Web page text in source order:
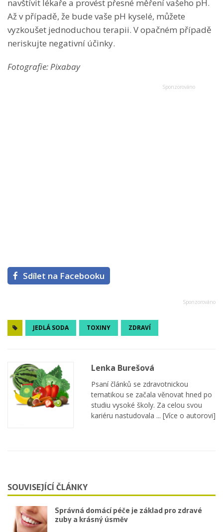
navštívit lékaře a provést přesné měření vašeho pH.
Až v případě, že bude vaše pH kyselé, můžete
vyzkoušet jednoduchou terapii. V opačném případě
neriskujte negativní účinky.
Fotografie: Pixabay
Sdílet na Facebooku
JEDLÁ SODA TOXINY ZDRAVÍ
Lenka Burešová
Psaní článků se zdravotnickou
tematikou se začala věnovat hned po
studiu vysoké školy. Za celou svou
kariéru nastudovala ... [Více o autorovi]
SOUVISEJÍCÍ ČLÁNKY
Správná domácí péče je základ pro zdravé
zuby a krásný úsměv